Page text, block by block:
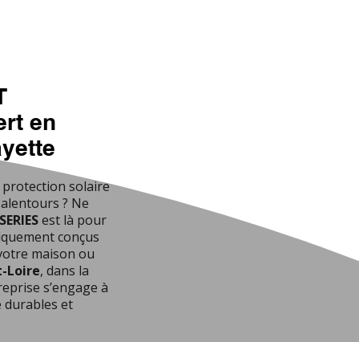
en
protection solaire
? Ne
est là pour
conçus
maison ou
Loire, dans la
s’engage à
et